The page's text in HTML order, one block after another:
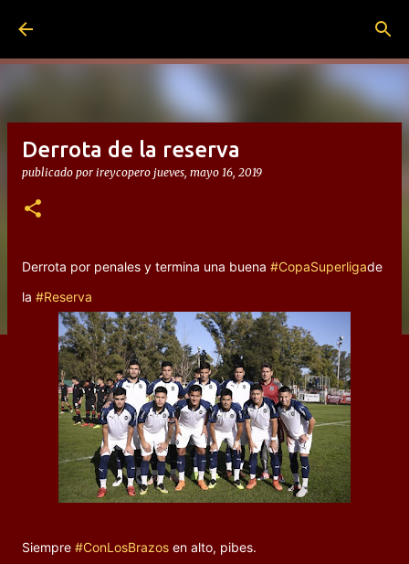
Derrota de la reserva
publicado por ireycopero jueves, mayo 16, 2019
Derrota por penales y termina una buena #CopaSuperligade
la #Reserva
Siempre #ConLosBrazos en alto, pibes.